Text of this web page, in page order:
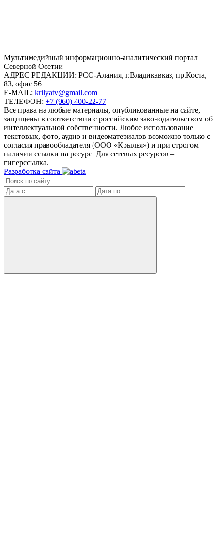
Mультимедийный информационно-аналитический портал
Северной Осетии
АДРЕС РЕДАКЦИИ: РСО-Алания, г.Владикавказ, пр.Коста,
83, офис 56
E-MAIL: krilyatv@gmail.com
ТЕЛЕФОН: +7 (960) 400-22-77
Все права на любые материалы, опубликованные на сайте,
защищены в соответствии с российским законодательством об
интеллектуальной собственности. Любое использование
текстовых, фото, аудио и видеоматериалов возможно только с
согласия правообладателя (ООО «Крылья») и при строгом
наличии ссылки на ресурс. Для сетевых ресурсов –
гиперссылка.
Разработка сайта